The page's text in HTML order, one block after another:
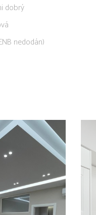
dobrý
nedodán)